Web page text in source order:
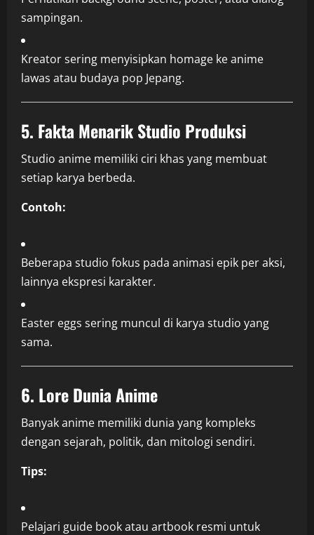
sampingan.
Kreator sering menyisipkan homage ke anime
lawas atau budaya pop Jepang.
5. Fakta Menarik Studio Produksi
Studio anime memiliki ciri khas yang membuat
setiap karya berbeda.
Contoh:
Beberapa studio fokus pada animasi epik per aksi,
lainnya ekspresi karakter.
Easter eggs sering muncul di karya studio yang
sama.
6. Lore Dunia Anime
Banyak anime memiliki dunia yang kompleks
dengan sejarah, politik, dan mitologi sendiri.
Tips:
Pelajari guide book atau artbook resmi untuk